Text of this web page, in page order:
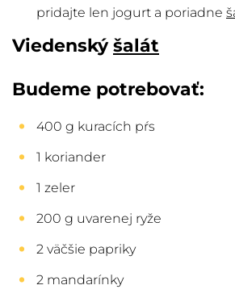
pridajte len jogurt a poriadne
Viedenskýšalát
Budeme potrebovať:
400 g kuracích pŕs
1 koriander
1 zeler
200 g uvarenej ryže
2 väčšie papriky
2 mandarínky